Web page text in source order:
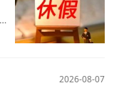
2026-08-07